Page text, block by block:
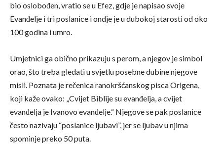
bio oslobođen, vratio se u Efez, gdje je napisao svoje
Evanđelje i tri poslanice i ondje je u dubokoj starosti od oko
100 godina i umro.
Umjetnici ga obično prikazuju s perom, a njegov je simbol
orao, što treba gledati u svjetlu posebne dubine njegove
misli. Poznata je rečenica ranokršćanskog pisca Origena,
koji kaže ovako: „Cvijet Biblije su evanđelja, a cvijet
evanđelja je Ivanovo evanđelje.“ Njegove se pak poslanice
često nazivaju “poslanice ljubavi”, jer se ljubav u njima
spominje preko 50 puta.